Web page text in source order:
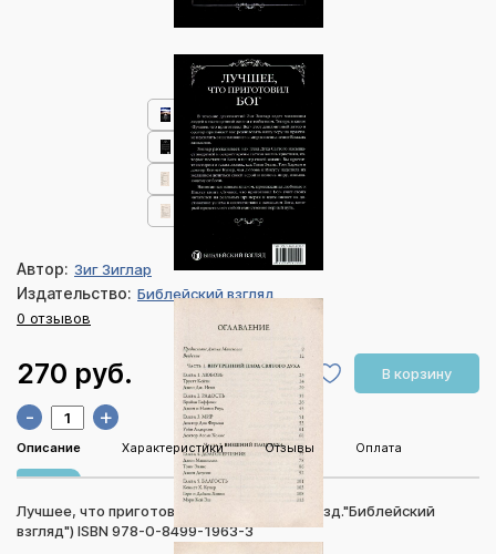
Автор: Зиг Зиглар
Издательство: Библейский взгляд
0 отзывов
270 руб. В корзину
- +
Описание Характеристики Отзывы Оплата
Лучшее, что приготовил Бог (Зиг Зиглар, изд."Библейский
взгляд") ISBN 978-0-8499-1963-3